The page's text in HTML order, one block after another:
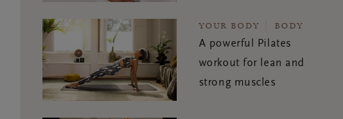
YOUR BODY BODY
A powerful Pilates
workout for lean and
strong muscles